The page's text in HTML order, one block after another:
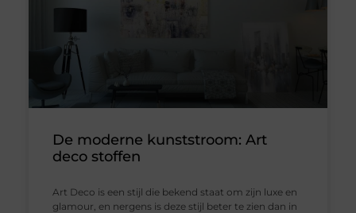
De moderne kunststroom: Art
deco stoffen
Art Deco is een stijl die bekend staat om zijn luxe en
glamour, en nergens is deze stijl beter te zien dan in